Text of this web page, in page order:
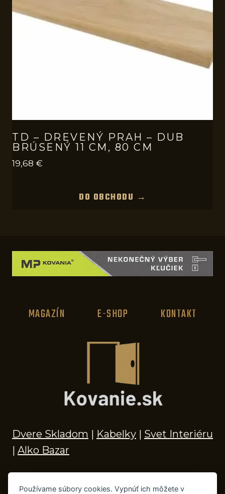
TD – DREVENÝ PRAH – DUB
BRÚSENÝ 11 CM, 80 CM
19,68 €
DO OBCHODU →
MAGAZÍN E-SHOP KONTAKT
Dvere Skladom | Kabelky | Svet Interiéru
| Alko Bazar
Používame súbory cookies. Vypnúť ich môžete v